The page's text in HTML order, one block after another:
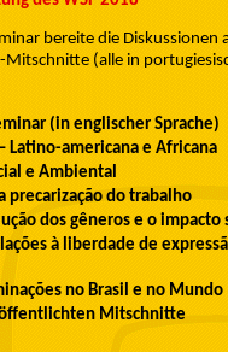
bereite die Diskussionen
Mitschnitte (alle in
(in englischer Sprache)
Latino-americana e Africana
e Ambiental
precarização do trabalho
dos gêneros e o impacto
à liberdade de
no Brasil e no Mundo
Mitschnitte